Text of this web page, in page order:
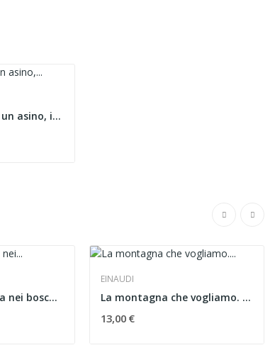
Intelligente come un asino, intraprendente come...
Walden ovvero vita nei boschi Ed. illustrata
EINAUDI
La montagna che vogliamo. Un manifesto
13,00 €